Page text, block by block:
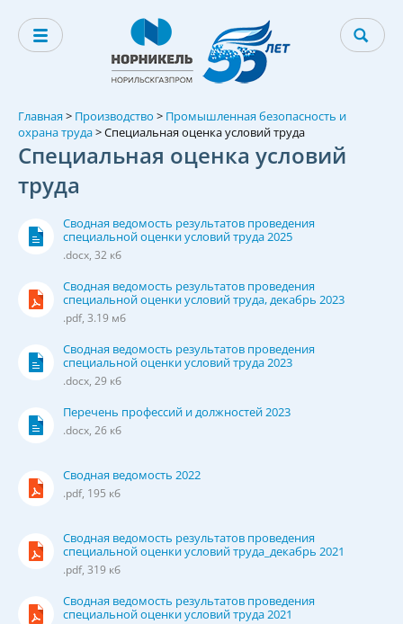
Главная > Производство > Промышленная безопасность и
охрана труда>Специальная оценка условий труда
Специальная оценка условий
труда
Сводная ведомость результатов проведения
специальной оценки условий труда 2025
.docx, 32 кб
Сводная ведомость результатов проведения
специальной оценки условий труда, декабрь 2023
.pdf, 3.19 мб
Сводная ведомость результатов проведения
специальной оценки условий труда 2023
.docx, 29 кб
Перечень профессий и должностей 2023
.docx, 26 кб
Сводная ведомость 2022
.pdf, 195 кб
Сводная ведомость результатов проведения
специальной оценки условий труда_декабрь 2021
.pdf, 319 кб
Сводная ведомость результатов проведения
специальной оценки условий труда 2021